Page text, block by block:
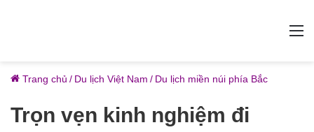
Trang chủ / Du lịch Việt Nam / Du lịch miền núi phía Bắc
Trọn vẹn kinh nghiệm đi